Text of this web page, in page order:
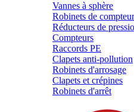
Vannes à sphère
Robinets de compteur
Réducteurs de
Compteurs
Raccords PE
Clapets anti-pollution
Robinets d'arrosage
Clapets et crépines
Robinets d'arrêt